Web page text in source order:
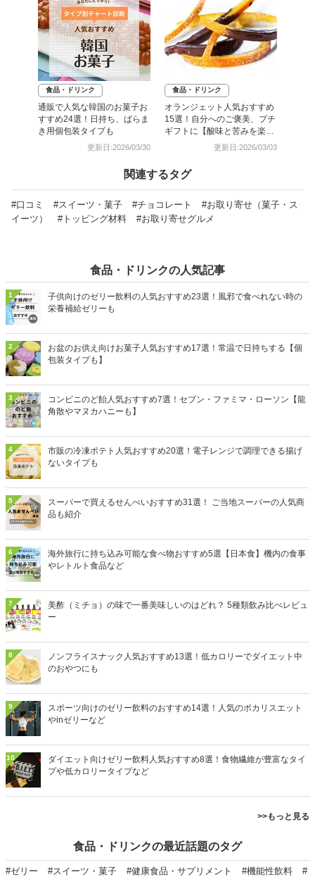
食品・ドリンク
通販で人気な韓国のお菓子お
すすめ24選！日持ち、ばらま
き用個包装タイプも
更新日:2026/03/30
食品・ドリンク
オランジェット人気おすすめ
15選！自分へのご褒美、プチ
ギフトに【酸味と苦みを楽し
更新日:2026/03/03
関連するタグ
#口コミ #スイーツ・菓子 #チョコレート
#お取り寄せ（菓子・ス
イーツ）
#トッピング材料 #お取り寄せグルメ
食品・ドリンクの人気記事
1
子供向けのゼリー飲料の人気おすすめ23選！風邪で食べれない時の
栄養補給ゼリーも
2
お盆のお供え向けお菓子人気おすすめ17選！常温で日持ちする【個
包装タイプも】
3
コンビニのど飴人気おすすめ7選！セブン・ファミマ・ローソン【龍
角散やマヌカハニーも】
4
市販の冷凍ポテト人気おすすめ20選！電子レンジで調理できる揚げ
ないタイプも
5
スーパーで買えるせんべいおすすめ31選！ ご当地スーパーの人気商
品も紹介
6
海外旅行に持ち込み可能な食べ物おすすめ5選【日本食】機内の食事
やレトルト食品など
7
美酢（ミチョ）の味で一番美味しいのはどれ？ 5種類飲み比べレビュ
ー
8
ノンフライスナック人気おすすめ13選！低カロリーでダイエット中
のおやつにも
9
スポーツ向けのゼリー飲料のおすすめ14選！人気のポカリスエット
やinゼリーなど
10
ダイエット向けゼリー飲料人気おすすめ8選！食物繊維が豊富なタイ
プや低カロリータイプなど
>>もっと見る
食品・ドリンクの最近話題のタグ
#ゼリー #スイーツ・菓子 #健康食品・サプリメント #機能性飲料
#